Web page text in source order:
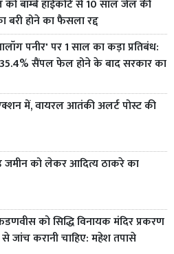
बॉम्बे हाईकोर्ट से 10 साल जेल की
बरी होने का फैसला रद्द
पनीर' पर 1 साल का कड़ा प्रतिबंध:
सैंपल फेल होने के बाद सरकार का
में, वायरल आतंकी अलर्ट पोस्ट की
को लेकर आदित्य ठाकरे का
को सिद्धि विनायक मंदिर प्रकरण
जांच करानी चाहिए: महेश तपासे